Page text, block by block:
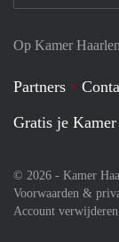
Op Kamer
Partners
Gratis je
© 2026 - Kamer
Voorwaarden &
Account verwijderen